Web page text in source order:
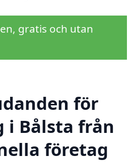
gratis och utan
för
i Bålsta från
företag